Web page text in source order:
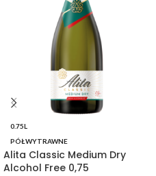
0.75L
PÓŁWYTRAWNE
Alita Classic Medium Dry
Alcohol Free 0,75